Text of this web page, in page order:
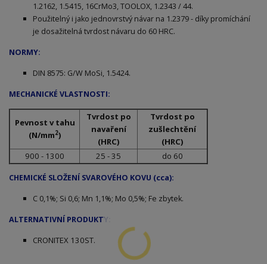
1.2162, 1.5415, 16CrMo3, TOOLOX, 1.2343 / 44.
Použitelný i jako jednovrstvý návar na 1.2379 - díky promíchání
je dosažitelná tvrdost návaru do 60 HRC.
NORMY:
DIN 8575: G/W MoSi, 1.5424.
MECHANICKÉ VLASTNOSTI:
Pevnost v tahu
(N/mm2)
Tvrdost po
navaření
(HRC)
Tvrdost po
zušlechtění
(HRC)
900 - 1300
25 - 35 do 60
CHEMICKÉ SLOŽENÍ SVAROVÉHO KOVU (cca):
C 0,1%; Si 0,6; Mn 1,1%; Mo 0,5%; Fe zbytek.
ALTERNATIVNÍ PRODUKTY:
CRONITEX 130ST.